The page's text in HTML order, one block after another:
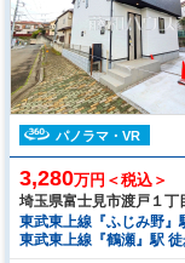
パノラマ・VR
3,280万円＜税込＞
埼玉県富士見市渡戸１丁
東武東上線『ふじみ野』
東武東上線『鶴瀬』駅